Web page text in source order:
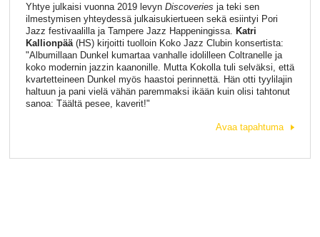
Yhtye julkaisi vuonna 2019 levynDiscoveries ja teki sen
ilmestymisen yhteydessä julkaisukiertueen sekä esiintyi Pori
Jazz festivaalilla ja Tampere Jazz Happeningissa.
Katri
Kallionpää(HS) kirjoitti tuolloin Koko Jazz Clubin konsertista:
"Albumillaan Dunkel kumartaa vanhalle idolilleen Coltranelle ja
koko modernin jazzin kaanonille. Mutta Kokolla tuli selväksi, että
kvartetteineen Dunkel myös haastoi perinnettä. Hän otti tyylilajin
haltuun ja pani vielä vähän paremmaksi ikään kuin olisi tahtonut
sanoa: Täältä pesee, kaverit!"
Avaa tapahtuma